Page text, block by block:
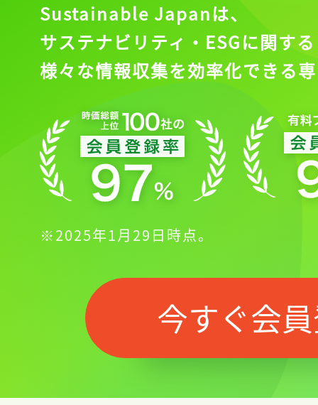
Sustainable Japanは、
サステナビリティ・ESGに関する
様々な情報収集を効率化できる
※2025年1月29日時点。
今すぐ会